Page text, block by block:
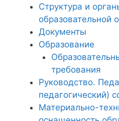
Структура и
образовательной
Документы
Образование
требования
Руководство.
педагогический)
Материально-